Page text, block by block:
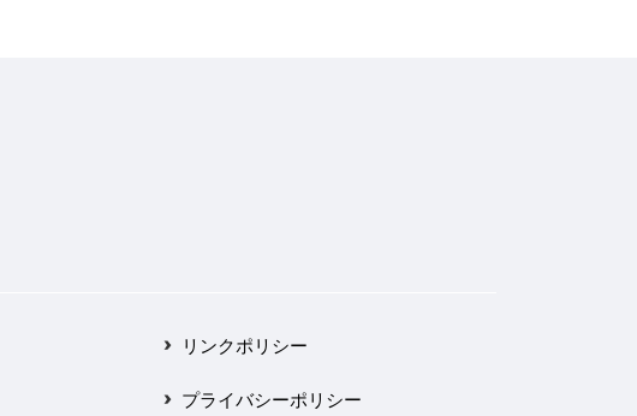
リンクポリシー
プライバシーポリシー